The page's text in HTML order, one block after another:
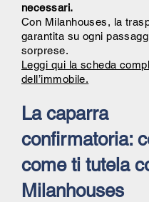
necessari.
Con Milanhouses, la
garantita su ogni
sorprese.
Leggi qui la scheda
dell’immobile.
La caparra
confirmatoria:
come ti tutela
Milanhouses